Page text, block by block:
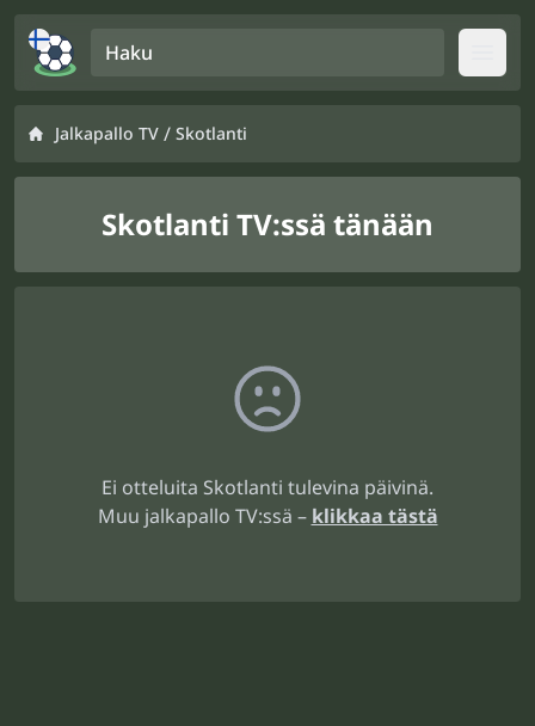
Jalkapallo TV / Skotlanti
Skotlanti TV:ssä tänään
Ei otteluita Skotlanti tulevina päivinä.
Muu jalkapallo TV:ssä – klikkaa tästä